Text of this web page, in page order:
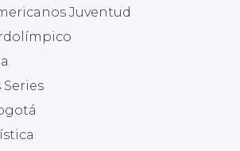
Juventud
Series